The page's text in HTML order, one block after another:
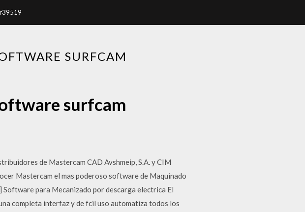
SURFCAM
surfcam
de Mastercam CAD Avshmeip, S.A. y CIM
Mastercam el mas poderoso software de Maquinado
para Mecanizado por descarga electrica El
completa interfaz y de fcil uso automatiza todos los